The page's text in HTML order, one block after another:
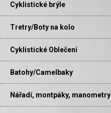
Cyklistické brýle
Tretry/Boty na kolo
Cyklistické Oblečení
Batohy/Camelbaky
Nářadí, montpáky, manometry